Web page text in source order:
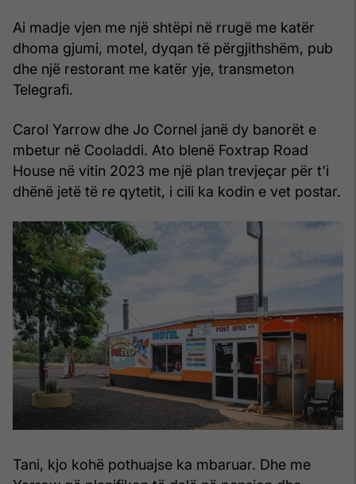
Ai madje vjen me një shtëpi në rrugë me katër
dhoma gjumi, motel, dyqan të përgjithshëm, pub
dhe një restorant me katër yje, transmeton
Telegrafi.
Carol Yarrow dhe Jo Cornel janë dy banorët e
mbetur në Cooladdi. Ato blenë Foxtrap Road
House në vitin 2023 me një plan trevjeçar për t'i
dhënë jetë të re qytetit, i cili ka kodin e vet postar.
Tani, kjo kohë pothuajse ka mbaruar. Dhe me